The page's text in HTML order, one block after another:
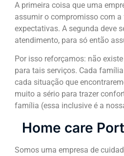
A primeira coisa que uma
assumir o compromisso com
expectativas. A segunda deve
atendimento, para só então
Por isso reforçamos: não
para tais serviços. Cada
cada situação que
muito a sério para trazer
família (essa inclusive é a
Home care
Somos uma empresa de